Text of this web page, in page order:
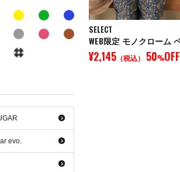
SELECT
¥2,145 （税込） 50%OFF
レッド系 イエロー系グリーン系ブルー系
パープル系グレー系 ピンク系 ブラウン系
ベージュ系
evo.